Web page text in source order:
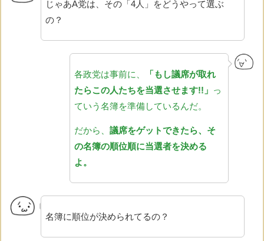
じゃあA党は、その「4人」をどうやって選ぶ
の？
各政党は事前に、
「もし議席が取れ
たらこの人たちを当選させます!!」 っ
ていう名簿を準備しているんだ。
だから、 議席をゲットできたら、そ
の名簿の順位順に当選者を決める
よ。
名簿に順位が決められてるの？